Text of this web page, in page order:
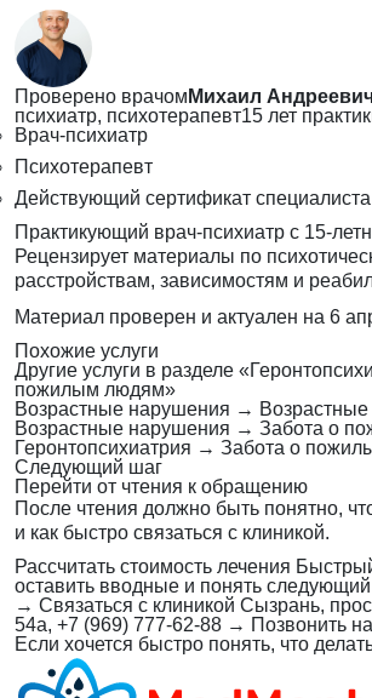
Проверено врачом Михаил
психиатр, психотерапевт15 лет
Врач-психиатр
Психотерапевт
Действующий сертификат специалиста
Практикующий врач-психиатр с 15-
Рецензирует материалы по
расстройствам, зависимостям и
Материал проверен и актуален на 6
Похожие услуги
Другие услуги в разделе
пожилым людям»
Возрастные нарушения →
Возрастные нарушения → Забота о
Геронтопсихиатрия → Забота о
Следующий шаг
Перейти от чтения к обращению
После чтения должно быть понятно,
и как быстро связаться с клиникой.
Рассчитать стоимость лечения
оставить вводные и понять
→ Связаться с клиникой Сызрань,
54а, +7 (969) 777-62-88 → Позвонить
Если хочется быстро понять, что